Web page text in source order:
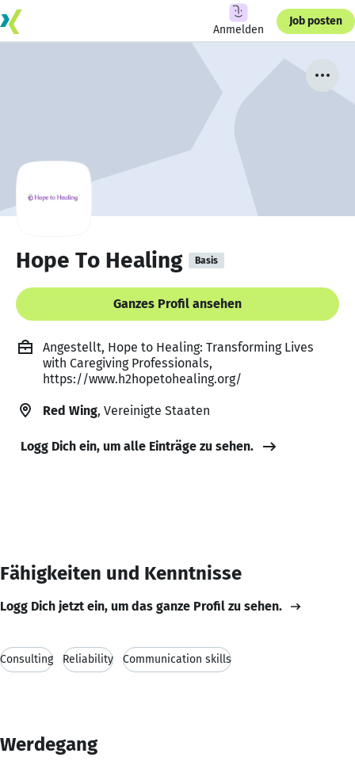
Anmelden
Job posten
Hope To Healing Basis
Ganzes Profil ansehen
Angestellt, Hope to Healing: Transforming Lives
with Caregiving Professionals,
https://www.h2hopetohealing.org/
Red Wing, Vereinigte Staaten
Logg Dich ein, um alle Einträge zu sehen.
Fähigkeiten und Kenntnisse
Logg Dich jetzt ein, um das ganze Profil zu sehen.
Consulting Reliability Communication skills
Werdegang